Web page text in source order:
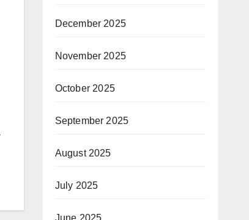
December 2025
November 2025
October 2025
September 2025
August 2025
July 2025
June 2025